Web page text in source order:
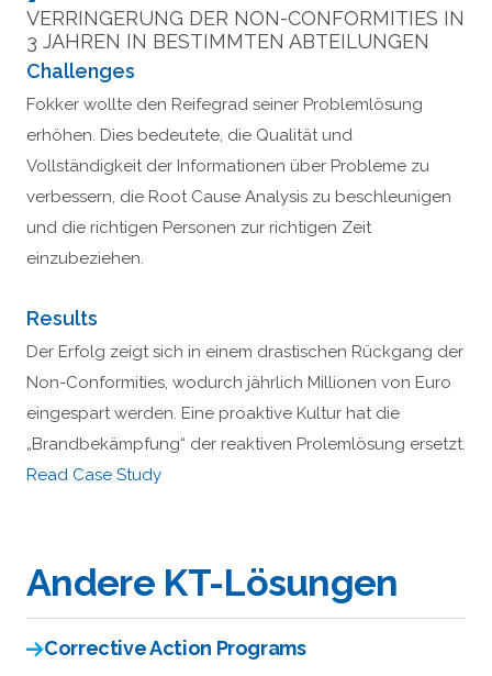
VERRINGERUNG DER NON-CONFORMITIES IN
3 JAHREN IN BESTIMMTEN ABTEILUNGEN
Challenges
Fokker wollte den Reifegrad seiner Problemlösung
erhöhen. Dies bedeutete, die Qualität und
Vollständigkeit der Informationen über Probleme zu
verbessern, die Root Cause Analysis zu beschleunigen
und die richtigen Personen zur richtigen Zeit
einzubeziehen.
Results
Der Erfolg zeigt sich in einem drastischen Rückgang der
Non-Conformities, wodurch jährlich Millionen von Euro
eingespart werden. Eine proaktive Kultur hat die
„Brandbekämpfung“ der reaktiven Prolemlösung ersetzt.
Read Case Study
Andere KT-Lösungen
Corrective Action Programs